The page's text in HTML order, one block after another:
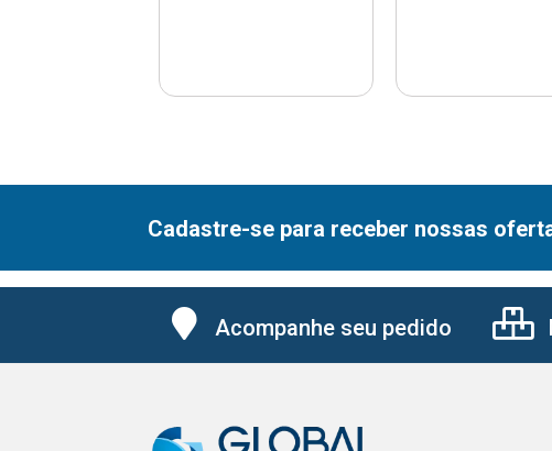
Cadastre-se para receber nossas
Acompanhe seu pedido